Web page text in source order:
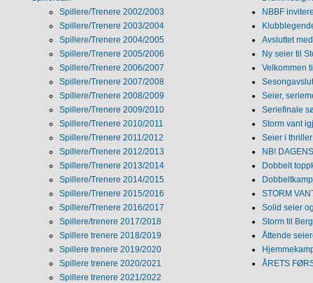
Spillere/Trenere 2002/2003
Spillere/Trenere 2003/2004
Spillere/Trenere 2004/2005
Spillere/Trenere 2005/2006
Spillere/Trenere 2006/2007
Spillere/Trenere 2007/2008
Spillere/Trenere 2008/2009
Spillere/Trenere 2009/2010
Spillere/Trenere 2010/2011
Spillere/Trenere 2011/2012
Spillere/Trenere 2012/2013
Spillere/Trenere 2013/2014
Spillere/Trenere 2014/2015
Spillere/Trenere 2015/2016
Spillere/Trenere 2016/2017
Spillere/trenere 2017/2018
Spillere trenere 2018/2019
Spillere trenere 2019/2020
Spillere trenere 2020/2021
Spillere trenere 2021/2022
NBBF
Avsluttet
Ny seier til
Velkommen
Seier,
Seriefinale
Storm vant
Seier i
NB!
Dobbelt
STORM
Solid seier
Storm til
Åttende
ÅRETS